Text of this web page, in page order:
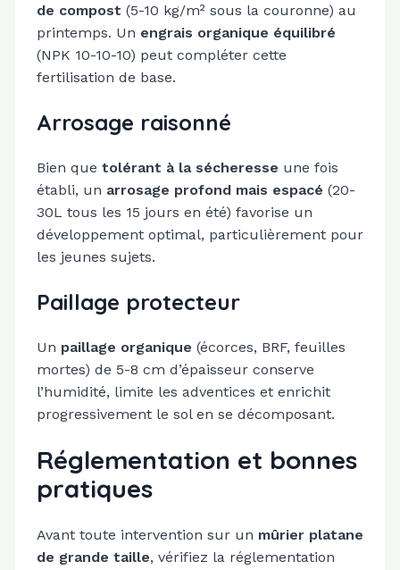
de compost (5-10 kg/m² sous la couronne) au
printemps. Un engrais organique équilibré
(NPK 10-10-10) peut compléter cette
fertilisation de base.
Arrosage raisonné
Bien que tolérant à la sécheresse une fois
établi, un arrosage profond mais espacé (20-
30L tous les 15 jours en été) favorise un
développement optimal, particulièrement pour
les jeunes sujets.
Paillage protecteur
Un paillage organique (écorces, BRF, feuilles
mortes) de 5-8 cm d’épaisseur conserve
l’humidité, limite les adventices et enrichit
progressivement le sol en se décomposant.
Réglementation et bonnes
pratiques
Avant toute intervention sur un mûrier platane
de grande taille, vérifiez la réglementation